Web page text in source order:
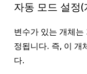
자동 모드 설정(
변수가 있는 개체
정됩니다. 즉, 이 개
다.